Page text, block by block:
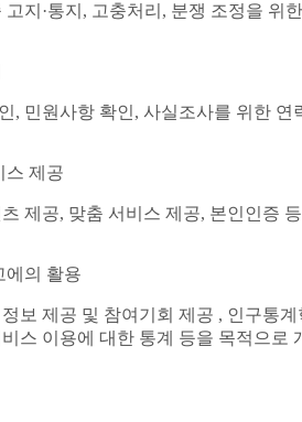
고지·통지, 고충처리, 분쟁 조정을 위
, 민원사항 확인, 사실조사를 위한
스 제공
제공, 맞춤 서비스 제공, 본인인증
에의 활용
보 제공 및 참여기회 제공 , 인구통
스 이용에 대한 통계 등을 목적으로